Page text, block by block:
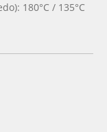
180°C / 135°C